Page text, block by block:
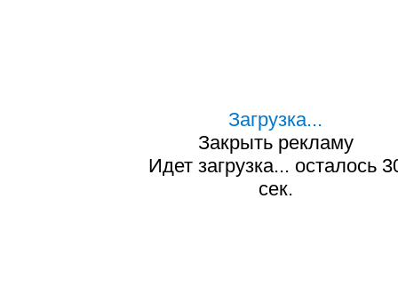
Загрузка...
Закрыть рекламу
Идет загрузка... осталось
сек.